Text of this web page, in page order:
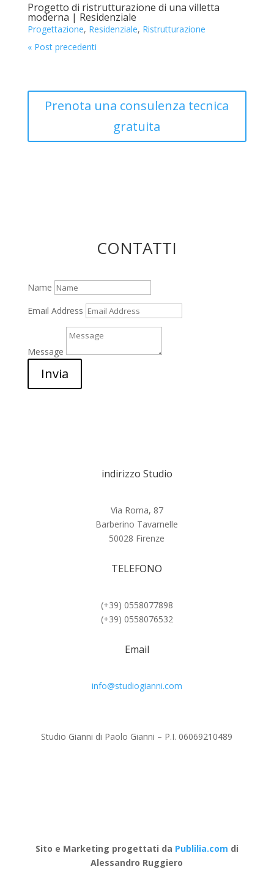
Progetto di ristrutturazione di una villetta
moderna | Residenziale
Progettazione, Residenziale, Ristrutturazione
« Post precedenti
Prenota una consulenza tecnica
gratuita
CONTATTI
Name
Email Address
Message
Invia
indirizzo Studio
Via Roma, 87
Barberino Tavarnelle
50028 Firenze
TELEFONO
(+39) 0558077898
(+39) 0558076532
Email
info@studiogianni.com
Studio Gianni di Paolo Gianni – P.I. 06069210489
Sito e Marketing progettati da Publilia.com di
Alessandro Ruggiero